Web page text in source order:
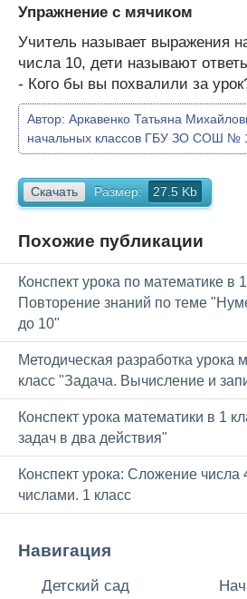
Упражнение с мячиком
Учитель называет выражения
числа 10, дети называют
- Кого бы вы похвалили за
Автор: Аркавенко Татьяна
начальных классов ГБУ ЗО СОШ №
Скачать Размер: 27.5 Kb
Похожие публикации
Конспект урока по математике в
Повторение знаний по теме
до 10"
Методическая разработка урока
класс "Задача. Вычисление и
Конспект урока математики в 1
задач в два действия"
Конспект урока: Сложение
числами. 1 класс
Навигация
Детский сад